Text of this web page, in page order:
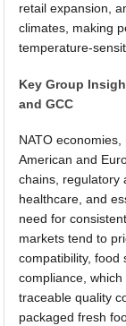
retail expansion,
climates, making
temperature-
Key Group
and GCC
NATO
American and
chains, regulatory
healthcare, and
need for
markets tend to
compatibility, food
compliance,
traceable quality
packaged fresh